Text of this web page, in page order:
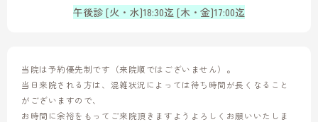
午後診 [火・水]18:30迄 [木・金]17:00迄
当院は予約優先制です（来院順ではございません）。
当日来院される方は、混雑状況によっては待ち時間が長くなること
がございますので、
お時間に余裕をもってご来院頂きますようよろしくお願いいたしま